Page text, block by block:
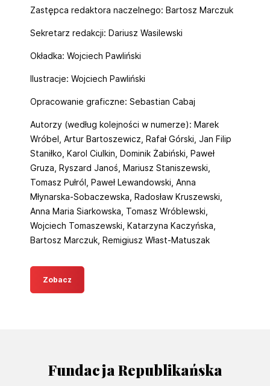
Zastępca redaktora naczelnego: Bartosz Marczuk
Sekretarz redakcji: Dariusz Wasilewski
Okładka: Wojciech Pawliński
Ilustracje: Wojciech Pawliński
Opracowanie graficzne: Sebastian Cabaj
Autorzy (według kolejności w numerze): Marek
Wróbel, Artur Bartoszewicz, Rafał Górski, Jan Filip
Staniłko, Karol Ciulkin, Dominik Żabiński, Paweł
Gruza, Ryszard Janoś, Mariusz Staniszewski,
Tomasz Pułról, Paweł Lewandowski, Anna
Młynarska-Sobaczewska, Radosław Kruszewski,
Anna Maria Siarkowska, Tomasz Wróblewski,
Wojciech Tomaszewski, Katarzyna Kaczyńska,
Bartosz Marczuk, Remigiusz Włast-Matuszak
Zobacz
Fundacja Republikańska